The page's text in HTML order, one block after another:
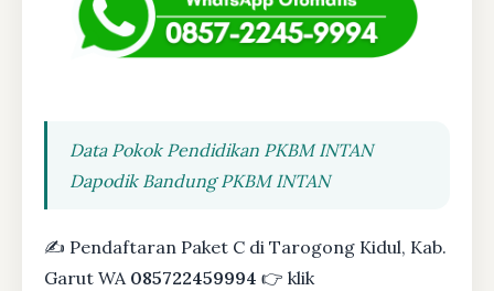
Data Pokok Pendidikan PKBM INTAN
Dapodik Bandung PKBM INTAN
✍ Pendaftaran Paket C di Tarogong Kidul, Kab.
Garut WA 085722459994 👉 klik